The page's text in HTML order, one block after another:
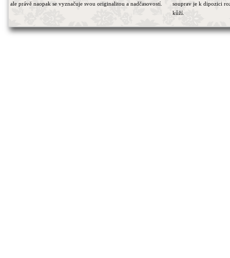
ale právě naopak se vyznačuje svou originalitou a nadčasovostí.
souprav je k dipozici
kůží.